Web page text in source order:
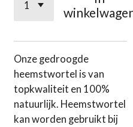
Onze gedroogde
heemstwortel is van
topkwaliteit en 100%
natuurlijk. Heemstwortel
kan worden gebruikt bij